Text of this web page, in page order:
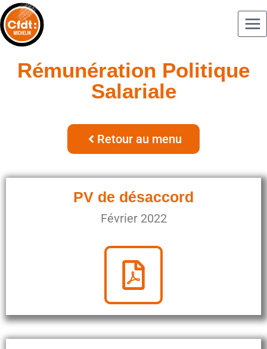
Rémunération Politique
Salariale
Retour au menu
PV de désaccord
Février 2022